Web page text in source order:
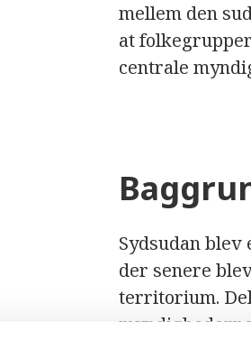
mellem den
at
centrale
Sydsudan blev
der senere
territorium.